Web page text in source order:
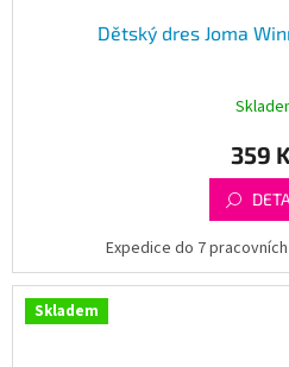
Dětský dres Joma
359
Expedice do 7
Skladem